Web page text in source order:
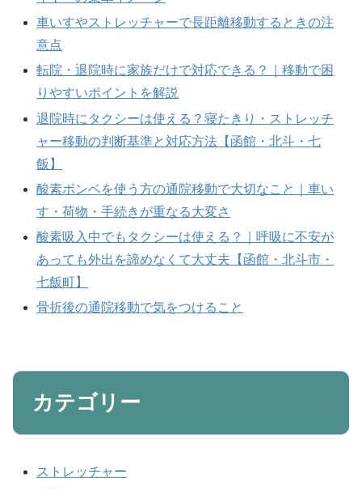
車いすやストレッチャーで長距離移動するときの注
意点
転院・退院時に家族だけで対応できる？｜移動で困
りやすいポイントを解説
退院時にタクシーは使える？寝たきり・ストレッチ
ャー移動の判断基準と対応方法【函館・北斗・七
飯】
酸素ボンベを使う方の通院移動で大切なこと｜車い
す・荷物・手続きが重なる大変さ
酸素吸入中でもタクシーは使える？｜呼吸に不安が
あっても外出を諦めなくて大丈夫【函館・北斗市・
七飯町】
骨折後の通院移動で気をつけること
カテゴリー
ストレッチャー